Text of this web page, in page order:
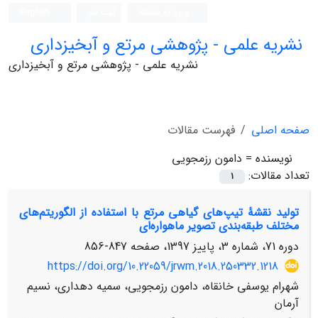
نشریه علمی - پژوهشی مرتع و آبخیزداری
نشریه علمی - پژوهشی مرتع و آبخیزداری
صفحه اصلی
فهرست مقالات
نویسنده = دامون رزمجویی
تعداد مقالات:
1
تولید نقشۀ تیپ‌های گیاهی مرتع با استفاده از الگوریتم‌های
مختلف طبقه‌بندی تصویر ماهواره‌ای
دوره 71، شماره 3، پاییز 1397، صفحه
847-856
https://doi.org/10.22059/jrwm.2018.250332.1218
شهرام یوسفی خانقاه، دامون رزمجویی، سمیه دهداری، نسیم
آرمان